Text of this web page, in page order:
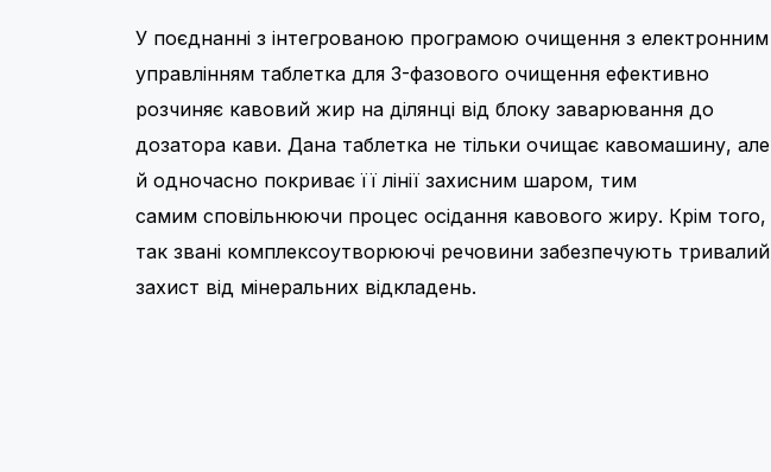
У поєднанні з інтегрованою програмою очищення з електронним
управлінням таблетка для 3-фазового очищення ефективно
розчиняє кавовий жир на ділянці від блоку заварювання до
дозатора кави. Дана таблетка не тільки очищає кавомашину, але
й одночасно покриває її лінії захисним шаром, тим
самим сповільнюючи процес осідання кавового жиру. Крім того,
так звані комплексоутворюючі речовини забезпечують тривалий
захист від мінеральних відкладень.